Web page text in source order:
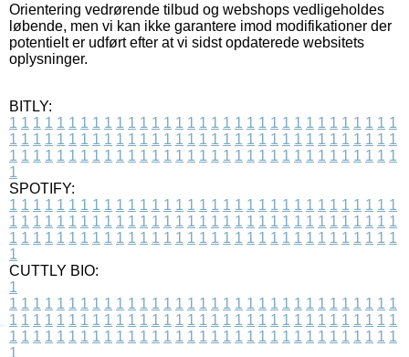
Orientering vedrørende tilbud og webshops vedligeholdes
løbende, men vi kan ikke garantere imod modifikationer der
potentielt er udført efter at vi sidst opdaterede websitets
oplysninger.
BITLY:
1 1 1 1 1 1 1 1 1 1 1 1 1 1 1 1 1 1 1 1 1 1 1 1 1 1 1 1 1 1 1 1 1
1 1 1 1 1 1 1 1 1 1 1 1 1 1 1 1 1 1 1 1 1 1 1 1 1 1 1 1 1 1 1 1 1
1 1 1 1 1 1 1 1 1 1 1 1 1 1 1 1 1 1 1 1 1 1 1 1 1 1 1 1 1 1 1 1 1
1
SPOTIFY:
1 1 1 1 1 1 1 1 1 1 1 1 1 1 1 1 1 1 1 1 1 1 1 1 1 1 1 1 1 1 1 1 1
1 1 1 1 1 1 1 1 1 1 1 1 1 1 1 1 1 1 1 1 1 1 1 1 1 1 1 1 1 1 1 1 1
1 1 1 1 1 1 1 1 1 1 1 1 1 1 1 1 1 1 1 1 1 1 1 1 1 1 1 1 1 1 1 1 1
1
CUTTLY BIO:
1
1 1 1 1 1 1 1 1 1 1 1 1 1 1 1 1 1 1 1 1 1 1 1 1 1 1 1 1 1 1 1 1 1
1 1 1 1 1 1 1 1 1 1 1 1 1 1 1 1 1 1 1 1 1 1 1 1 1 1 1 1 1 1 1 1 1
1 1 1 1 1 1 1 1 1 1 1 1 1 1 1 1 1 1 1 1 1 1 1 1 1 1 1 1 1 1 1 1 1
1